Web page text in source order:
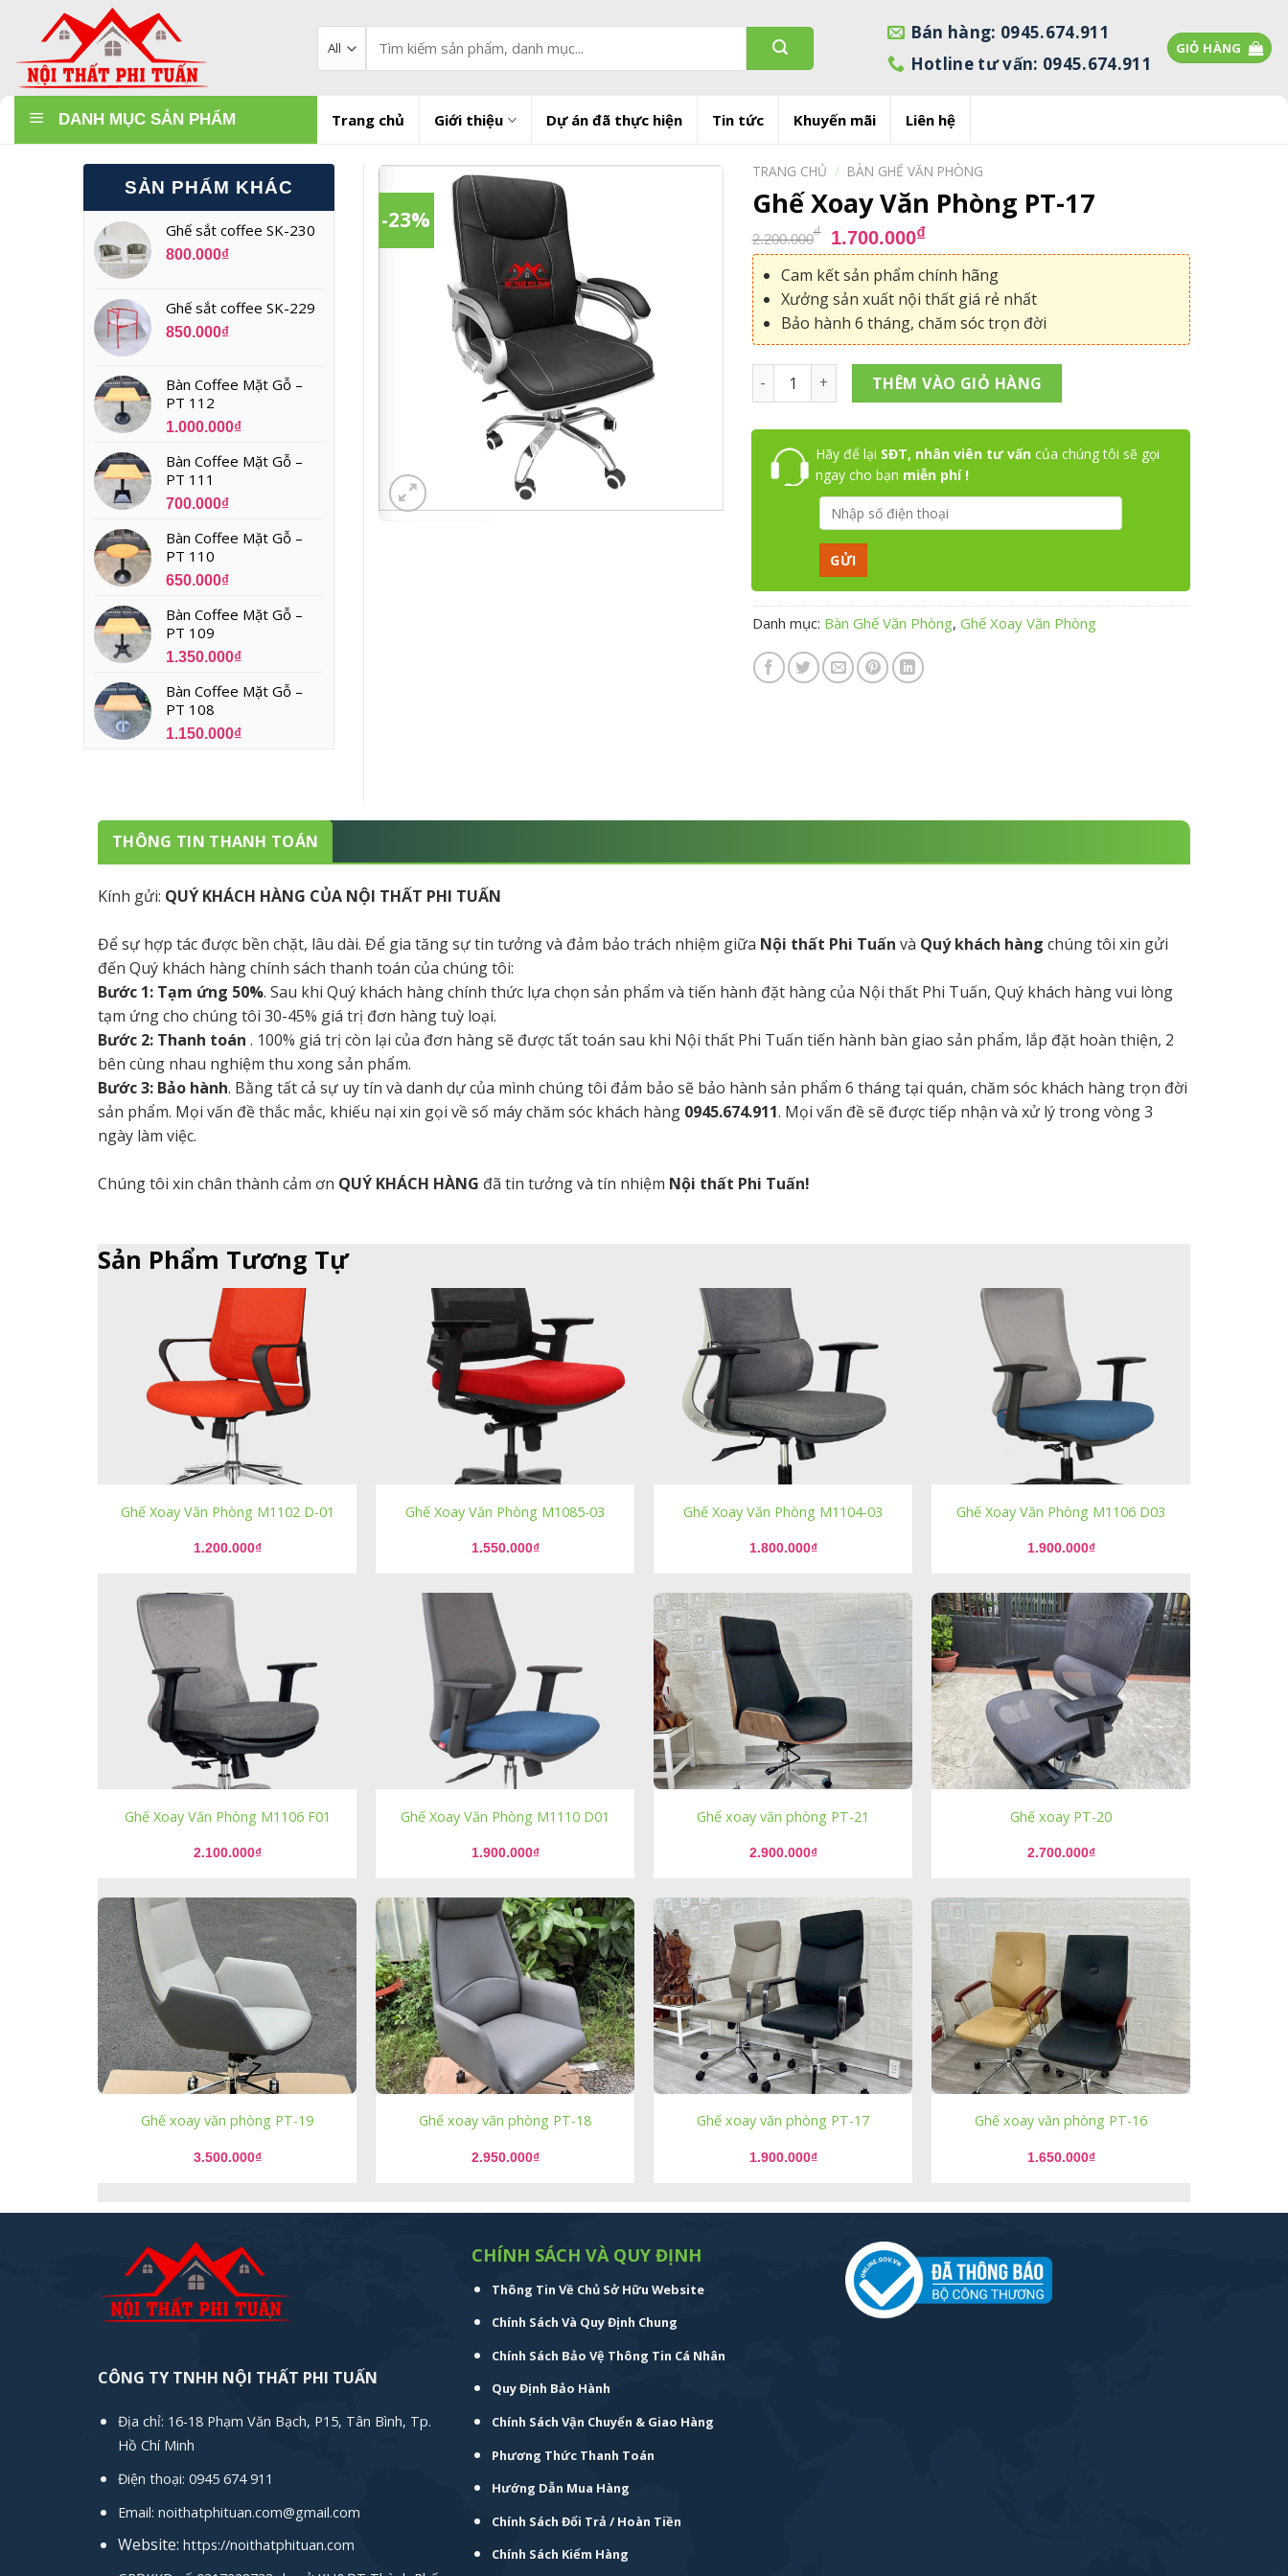
content
kiếm:
Bán hàng: 0945.674.911
Hotline tư vấn: 0945.674.911
GIỎ HÀNG
DANH MỤC SẢN PHẨM Trang chủ Giới thiệu Dự án đã thực hiện Tin tức Khuyến mãi Liên hệ
-23%
TRANG CHỦ / BÀN GHẾ VĂN PHÒNG
Ghế Xoay Văn Phòng PT-17
2.200.000₫ Giá
gốc
là:
2.200.000₫.
1.700.000₫Giá
hiện
tại
là:
1.700.000₫.
Cam kết sản phẩm chính hãng
Xưởng sản xuất nội thất giá rẻ nhất
Bảo hành 6 tháng, chăm sóc trọn đời
Ghế Xoay Văn Phòng PT-17 số lượng
THÊM VÀO GIỎ HÀNG
Hãy để lại SĐT, nhân viên tư vấn của chúng tôi sẽ gọi
ngay cho bạn miễn phí !
Danh mục: Bàn Ghế Văn Phòng, Ghế Xoay Văn Phòng
SẢN PHẨM KHÁC
Ghế sắt coffee SK-230
800.000₫
Ghế sắt coffee SK-229
850.000₫
Bàn Coffee Mặt Gỗ –
PT 112
1.000.000₫
Bàn Coffee Mặt Gỗ –
PT 111
700.000₫
Bàn Coffee Mặt Gỗ –
PT 110
650.000₫
Bàn Coffee Mặt Gỗ –
PT 109
1.350.000₫
Bàn Coffee Mặt Gỗ –
PT 108
1.150.000₫
THÔNG TIN THANH TOÁN
Kính gửi: QUÝ KHÁCH HÀNG CỦA NỘI THẤT PHI TUẤN
Để sự hợp tác được bền chặt, lâu dài. Để gia tăng sự tin tưởng và đảm bảo trách nhiệm giữa Nội thất Phi Tuấn và Quý khách hàng chúng tôi xin gửi
đến Quý khách hàng chính sách thanh toán của chúng tôi:
Bước 1: Tạm ứng 50%. Sau khi Quý khách hàng chính thức lựa chọn sản phẩm và tiến hành đặt hàng của Nội thất Phi Tuấn, Quý khách hàng vui lòng
tạm ứng cho chúng tôi 30-45% giá trị đơn hàng tuỳ loại.
Bước 2: Thanh toán . 100% giá trị còn lại của đơn hàng sẽ được tất toán sau khi Nội thất Phi Tuấn tiến hành bàn giao sản phẩm, lắp đặt hoàn thiện, 2
bên cùng nhau nghiệm thu xong sản phẩm.
Bước 3: Bảo hành. Bằng tất cả sự uy tín và danh dự của mình chúng tôi đảm bảo sẽ bảo hành sản phẩm 6 tháng tại quán, chăm sóc khách hàng trọn đời
sản phẩm. Mọi vấn đề thắc mắc, khiếu nại xin gọi về số máy chăm sóc khách hàng 0945.674.911. Mọi vấn đề sẽ được tiếp nhận và xử lý trong vòng 3
ngày làm việc.
Chúng tôi xin chân thành cảm ơn QUÝ KHÁCH HÀNG đã tin tưởng và tín nhiệm Nội thất Phi Tuấn!
Sản Phẩm Tương Tự
Ghế Xoay Văn Phòng M1102 D-01
1.200.000₫
Ghế Xoay Văn Phòng M1085-03
1.550.000₫
Ghế Xoay Văn Phòng M1104-03
1.800.000₫
Ghế Xoay Văn Phòng M1106 D03
1.900.000₫
Ghế Xoay Văn Phòng M1106 F01
2.100.000₫
Ghế Xoay Văn Phòng M1110 D01
1.900.000₫
Ghế xoay văn phòng PT-21
2.900.000₫
Ghế xoay PT-20
2.700.000₫
Ghế xoay văn phòng PT-19
3.500.000₫
Ghế xoay văn phòng PT-18
2.950.000₫
Ghế xoay văn phòng PT-17
1.900.000₫
Ghế xoay văn phòng PT-16
1.650.000₫
CÔNG TY TNHH NỘI THẤT PHI TUẤN
Địa chỉ: 16-18 Phạm Văn Bạch, P15, Tân Bình, Tp.
Hồ Chí Minh
Điện thoại: 0945 674 911
Email: noithatphituan.com@gmail.com
Website: https://noithatphituan.com
CHÍNH SÁCH VÀ QUY ĐỊNH
Thông Tin Về Chủ Sở Hữu Website
Chính Sách Và Quy Định Chung
Chính Sách Bảo Vệ Thông Tin Cá Nhân
Quy Định Bảo Hành
Chính Sách Vận Chuyển & Giao Hàng
Phương Thức Thanh Toán
Hướng Dẫn Mua Hàng
Chính Sách Đổi Trả / Hoàn Tiền
Chính Sách Kiểm Hàng